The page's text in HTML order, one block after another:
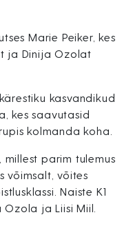
Marie Peiker, kes
ja Dinija Ozolat
kasvandikud
kes saavutasid
kolmanda koha.
millest parim tulemus
võimsalt, võites
Naiste K1
ja Liisi Miil.